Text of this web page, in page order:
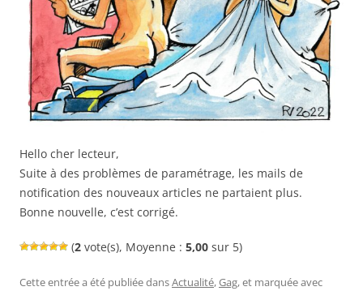
Hello cher lecteur,
Suite à des problèmes de paramétrage, les mails de
notification des nouveaux articles ne partaient plus.
Bonne nouvelle, c’est corrigé.
(2 vote(s), Moyenne : 5,00 sur 5)
Cette entrée a été publiée dansActualité,Gag, et marquée avec